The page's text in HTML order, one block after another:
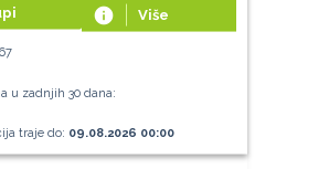
info Više
u zadnjih 30 dana:
traje do: 09.08.2026 00:00